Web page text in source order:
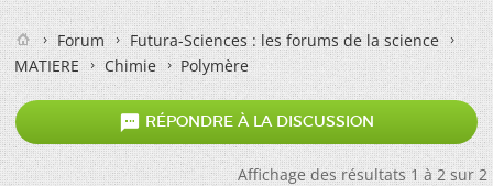
Forum
Futura-Sciences : les forums de la science
MATIERE
Chimie Polymère
 RÉPONDRE À LA DISCUSSION
Affichage des résultats 1 à 2 sur 2